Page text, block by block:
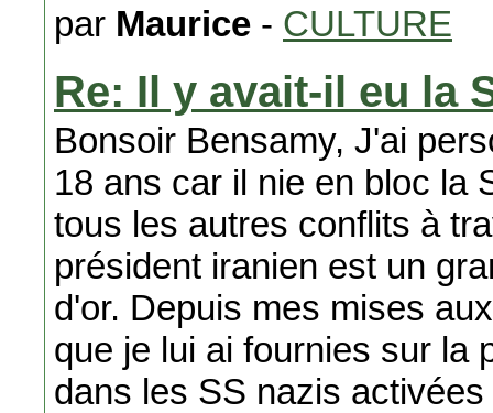
par Maurice - CULTURE
Re: Il y avait-il eu la
Bonsoir Bensamy, J'ai
18 ans car il nie en bloc la
tous les autres conflits à
président iranien est un
d'or. Depuis mes mises
que je lui ai fournies sur la
dans les SS nazis activées